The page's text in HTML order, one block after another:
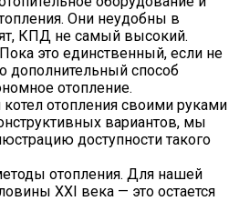
Они неудобны в
КПД не самый высокий.
это единственный, если не
дополнительный способ
отопление.
отопления своими руками
вариантов, мы
доступности такого
отопления. Для нашей
ХХI века — это остается